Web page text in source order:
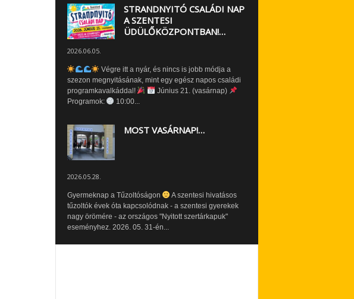
STRANDNYITÓ CSALÁDI NAP
A SZENTESI
ÜDÜLŐKÖZPONTBAN!…
2026.06.05.
Végre itt a nyár, és nincs is jobb módja a
szezon megnyitásának, mint egy egész napos családi
programkavalkáddal!
Június 21. (vasárnap)
Programok:
10:00...
MOST VASÁRNAP!…
2026.05.28.
Gyermeknap a Tűzoltóságon
A szentesi hivatásos
tűzoltók évek óta kapcsolódnak - a szentesi gyerekek
nagy örömére - az országos "Nyitott szertárkapuk"
eseményhez. 2026. 05. 31-én...